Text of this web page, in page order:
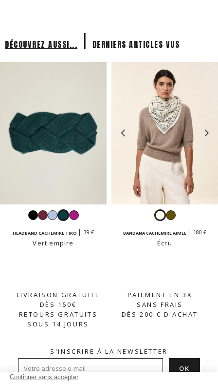
DÉCOUVREZ AUSSI... | DERNIERS ARTICLES VUS
NoirBordeaux
BleuVertAzalée
HEADBAND CACHEMIRE TIKO 39 €
Vert empire
ÉcruKaki
BANDANA CACHEMIRE AIMEE 180 €
Écru
LIVRAISON GRATUITE
DÈS 150€
RETOURS GRATUITS
SOUS 14 JOURS
PAIEMENT EN 3X
SANS FRAIS
DÈS 200 € D'ACHAT
S'INSCRIRE À LA NEWSLETTER